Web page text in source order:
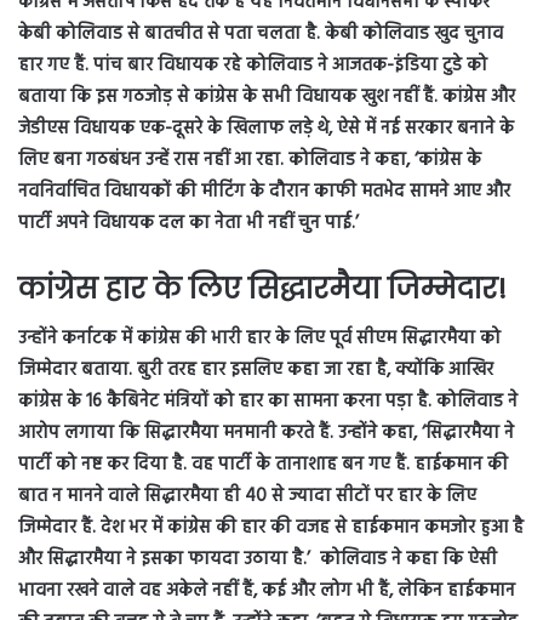
केबी कोलिवाड से बातचीत से पता चलता है. केबी कोलिवाड खुद चुनाव
हार गए हैं. पांच बार विधायक रहे कोलिवाड ने आजतक-इंडिया टुडे को
बताया कि इस गठजोड़ से कांग्रेस के सभी विधायक खुश नहीं हैं. कांग्रेस और
जेडीएस विधायक एक-दूसरे के खिलाफ लड़े थे, ऐसे में नई सरकार बनाने के
लिए बना गठबंधन उन्हें रास नहीं आ रहा. कोलिवाड ने कहा, ‘कांग्रेस के
नवनिर्वाचित विधायकों की मीटिंग के दौरान काफी मतभेद सामने आए और
पार्टी अपने विधायक दल का नेता भी नहीं चुन पाई.’
कांग्रेस हार के लिए सिद्धारमैया जिम्मेदार!
उन्होंने कर्नाटक में कांग्रेस की भारी हार के लिए पूर्व सीएम सिद्धारमैया को
जिम्मेदार बताया. बुरी तरह हार इसलिए कहा जा रहा है, क्योंकि आखिर
कांग्रेस के 16 कैबिनेट मंत्रियों को हार का सामना करना पड़ा है. कोलिवाड ने
आरोप लगाया कि सिद्धारमैया मनमानी करते हैं. उन्होंने कहा, ‘सिद्धारमैया ने
पार्टी को नष्ट कर दिया है. वह पार्टी के तानाशाह बन गए हैं. हाईकमान की
बात न मानने वाले सिद्धारमैया ही 40 से ज्यादा सीटों पर हार के लिए
जिम्मेदार हैं. देश भर में कांग्रेस की हार की वजह से हाईकमान कमजोर हुआ है
और सिद्धारमैया ने इसका फायदा उठाया है.’ कोलिवाड ने कहा कि ऐसी
भावना रखने वाले वह अकेले नहीं हैं, कई और लोग भी हैं, लेकिन हाईकमान